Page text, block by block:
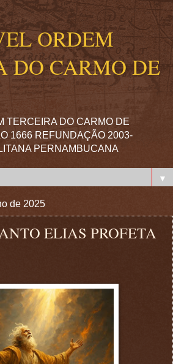
ORDEM
DO CARMO DE
TERCEIRA DO CARMO DE
1666 REFUNDAÇÃO 2003-
PERNAMBUCANA
▼
de 2025
ELIAS PROFETA